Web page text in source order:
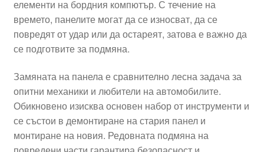
елементи на бордния компютър. С течение на
времето, панелите могат да се износват, да се
повредят от удар или да остареят, затова е важно да
се подготвите за подмяна.
Замяната на панела е сравнително лесна задача за
опитни механики и любители на автомобилите.
Обикновено изисква основен набор от инструменти и
се състои в демонтиране на стария панел и
монтиране на новия. Редовната подмяна на